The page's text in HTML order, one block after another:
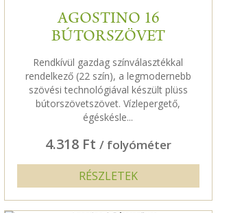
AGOSTINO 16
BÚTORSZÖVET
Rendkívül gazdag színválasztékkal
rendelkező (22 szín), a legmodernebb
szövési technológiával készült plüss
bútorszövetszövet. Vízlepergető,
égéskésle...
4.318 Ft / folyóméter
RÉSZLETEK